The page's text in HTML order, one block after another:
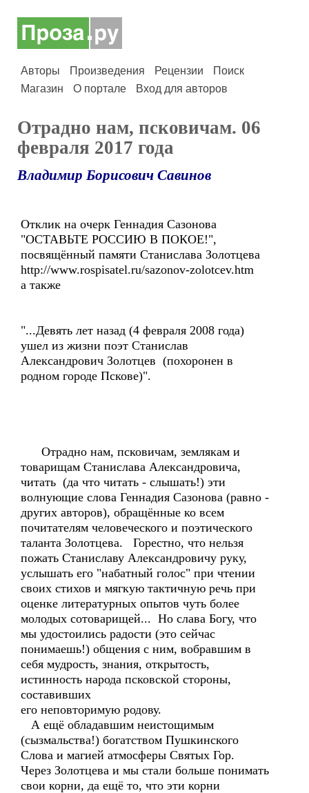
Авторы Произведения Рецензии
Поиск
Магазин
О портале Вход для авторов
Отрадно нам, псковичам. 06
февраля 2017 года
Владимир Борисович Савинов
Отклик на очерк Геннадия Сазонова
"ОСТАВЬТЕ РОССИЮ В ПОКОЕ!",
посвящённый памяти Станислава Золотцева
http://www.rospisatel.ru/sazonov-zolotcev.htm
а также
"...Девять лет назад (4 февраля 2008 года)
ушел из жизни поэт Станислав
Александрович Золотцев (похоронен в
родном городе Пскове)".
Отрадно нам, псковичам, землякам и
товарищам Станислава Александровича,
читать (да что читать - слышать!) эти
волнующие слова Геннадия Сазонова (равно -
других авторов), обращённые ко всем
почитателям человеческого и поэтического
таланта Золотцева. Горестно, что нельзя
пожать Станиславу Александровичу руку,
услышать его "набатный голос" при чтении
своих стихов и мягкую тактичную речь при
оценке литературных опытов чуть более
молодых сотоварищей... Но слава Богу, что
мы удостоились радости (это сейчас
понимаешь!) общения с ним, вобравшим в
себя мудрость, знания, открытость,
истинность народа псковской стороны,
составивших
его неповторимую родову.
А ещё обладавшим неистощимым
(сызмальства!) богатством Пушкинского
Слова и магией атмосферы Святых Гор.
Через Золотцева и мы стали больше понимать
свои корни, да ещё то, что эти корни